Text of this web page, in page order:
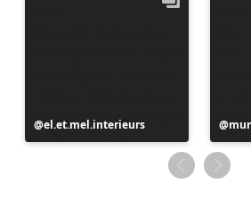
Post
opublikowany
el.et.mel.interieurs
Post
przez